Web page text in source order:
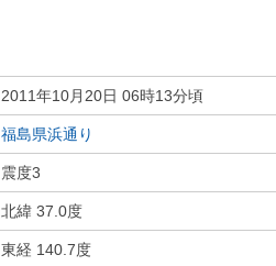
2011年10月20日 06時13分頃
福島県浜通り
震度3
北緯 37.0度
東経 140.7度